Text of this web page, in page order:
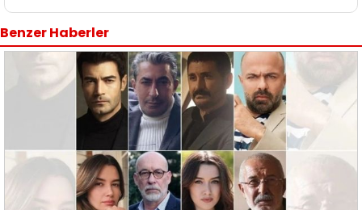
Benzer Haberler